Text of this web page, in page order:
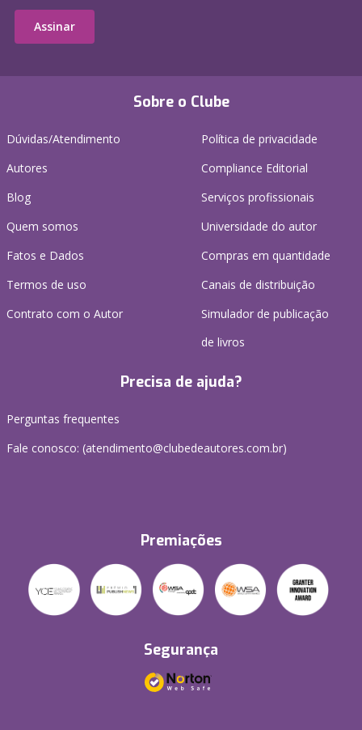
Sobre o Clube
Dúvidas/Atendimento
Autores
Blog
Quem somos
Fatos e Dados
Termos de uso
Contrato com o Autor
Política de privacidade
Compliance Editorial
Serviços profissionais
Universidade do autor
Compras em quantidade
Canais de distribuição
Simulador de publicação
de livros
Precisa de ajuda?
Perguntas frequentes
Fale conosco: (atendimento@clubedeautores.com.br)
Premiações
Segurança
Assinar